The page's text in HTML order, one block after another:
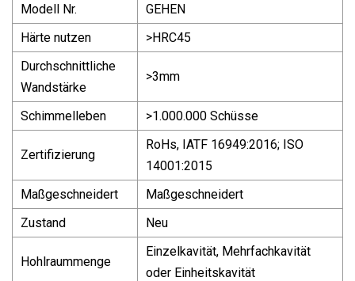
Modell Nr.
GEHEN
Härte nutzen
>HRC45
Durchschnittliche
Wandstärke
>3mm
Schimmelleben >1.000.000 Schüsse
Zertifizierung
RoHs, IATF 16949:2016; ISO
14001:2015
Maßgeschneidert
Maßgeschneidert
Zustand
Neu
Hohlraummenge
Einzelkavität, Mehrfachkavität
oder Einheitskavität